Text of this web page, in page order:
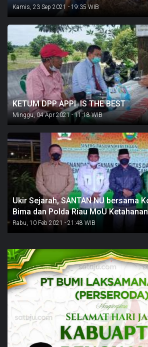
Kamis, 23 Sep 2021 - 19:35 WIB
KETUM DPP APPI IS THE BEST
Minggu, 04 Apr 2021 - 11:18 WIB
Ukir Sejarah, SANTAN NU bersama
Bima dan Polda Riau MoU
Rabu, 10 Feb 2021 - 21:48 WIB